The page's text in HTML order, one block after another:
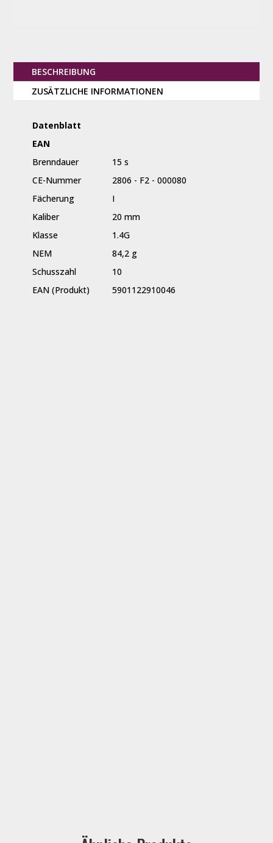
BESCHREIBUNG
ZUSÄTZLICHE INFORMATIONEN
Datenblatt
EAN
Brenndauer
15 s
CE-Nummer
2806 - F2 - 000080
Fächerung
I
Kaliber
20 mm
Klasse
1.4G
NEM
84,2 g
Schusszahl
10
EAN (Produkt)
5901122910046